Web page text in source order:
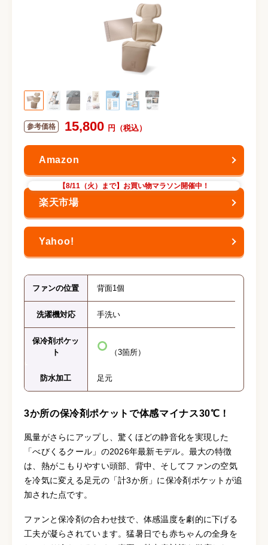
15,800
【8/11（火）まで】お買い物マラソン開催中！
ファンの位置 背面1個
洗濯機対応 手洗い
保冷剤ポケッ
ト
（3箇所）
防水加工 足元
3か所の保冷剤ポケットで体感マイナス30℃！
風量がさらにアップし、驚くほどの静音化を実現した
「べびくるクール」の2026年最新モデル。最大の特徴
は、熱がこもりやすい頭部、背中、そしてファンの空気
を冷気に変える足元の「計3か所」に保冷剤ポケットが追
加された点です。
ファンと保冷剤の合わせ技で、体感温度を劇的に下げる
工夫が凝らされています。猛暑日でも赤ちゃんの全身を